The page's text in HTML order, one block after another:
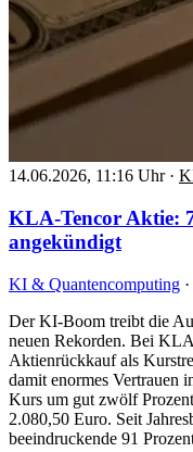
14.06.2026, 11:16 Uhr ·
KLA-Tencor Aktie:
angekündigt
KI & Quantencomputing ·
Der KI-Boom treibt die
neuen Rekorden. Bei
Aktienrückkauf als
damit enormes Vertrauen
Kurs um gut zwölf
2.080,50 Euro. Seit
beeindruckende 91